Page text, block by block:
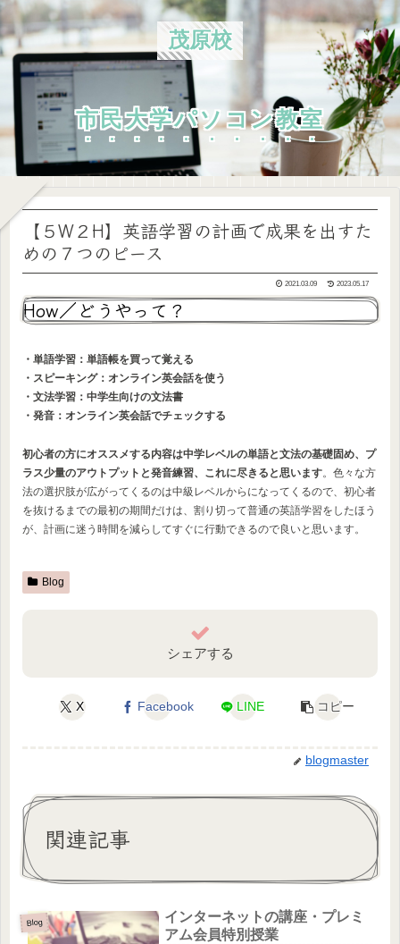
茂原校
市民大学パソコン教室
【５W２H】英語学習の計画で成果を出すた
めの７つのピース
2021.03.09 2023.05.17
How／どうやって？
・単語学習：単語帳を買って覚える
・スピーキング：オンライン英会話を使う
・文法学習：中学生向けの文法書
・発音：オンライン英会話でチェックする
初心者の方にオススメする内容は中学レベルの単語と文法の基礎固め、プ
ラス少量のアウトプットと発音練習、これに尽きると思います。色々な方
法の選択肢が広がってくるのは中級レベルからになってくるので、初心者
を抜けるまでの最初の期間だけは、割り切って普通の英語学習をしたほう
が、計画に迷う時間を減らしてすぐに行動できるので良いと思います。
Blog
シェアする
X Facebook LINE コピー
blogmaster
関連記事
Blog
インターネットの講座・プレミ
アム会員特別授業